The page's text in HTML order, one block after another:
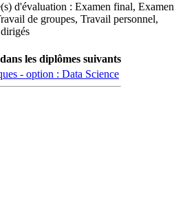
d'évaluation : Examen final, Examen
de groupes, Travail personnel,
les diplômes suivants
- option : Data Science